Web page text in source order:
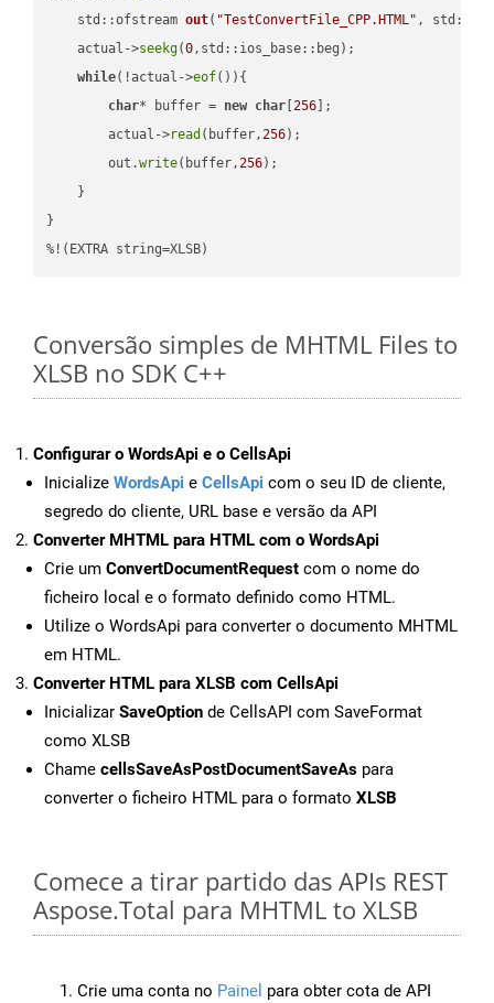
std::ofstream out( "TestConvertFile_CPP.HTML" ,
    actual->
seekg(0,std::ios_base::beg);
while(!actual->eof()){
char* buffer = new char [256 ];
        actual->
read (buffer,256);
        out.
write(buffer,256);
    }
}
%!(EXTRA string=XLSB)
Conversão simples de MHTML Files to
XLSB no SDK C++
Configurar o WordsApi e o CellsApi
Inicialize WordsApi e CellsApi com o seu ID de cliente,
segredo do cliente, URL base e versão da API
Converter MHTML para HTML com o WordsApi
Crie um ConvertDocumentRequest com o nome do
ficheiro local e o formato definido como HTML.
Utilize o WordsApi para converter o documento MHTML
em HTML.
Converter HTML para XLSB com CellsApi
Inicializar SaveOption de CellsAPI com SaveFormat
como XLSB
Chame cellsSaveAsPostDocumentSaveAs para
converter o ficheiro HTML para o formato XLSB
Comece a tirar partido das APIs REST
Aspose.Total para MHTML to XLSB
Crie uma conta no Painel para obter cota de API